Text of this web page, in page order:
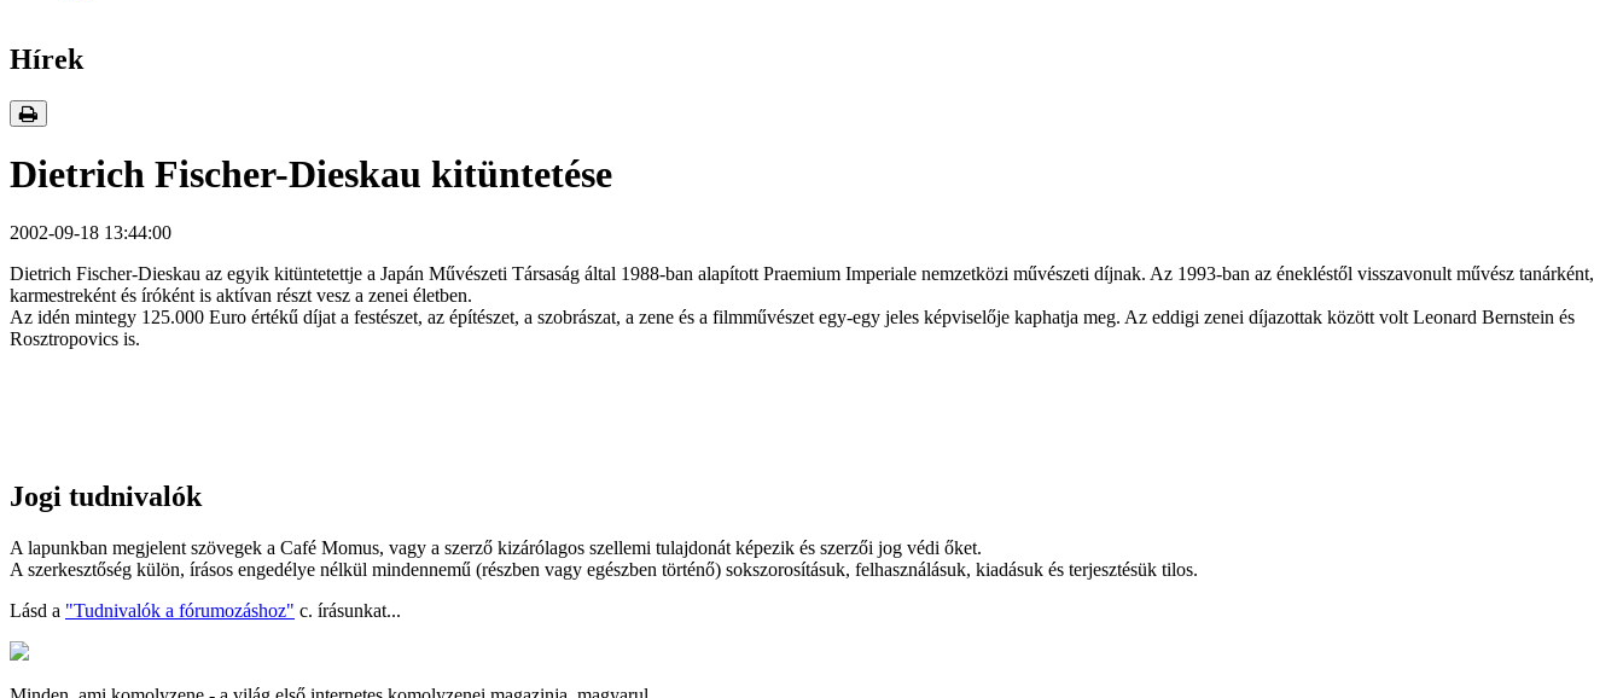
Hírek
Dietrich Fischer-Dieskau kitüntetése
2002-09-18 13:44:00
Dietrich Fischer-Dieskau az egyik kitüntetettje a Japán Művészeti Társaság által 1988-ban alapított Praemium Imperiale nemzetközi művészeti díjnak. Az 1993-ban az énekléstől visszavonult művész tanárként,
karmestreként és íróként is aktívan részt vesz a zenei életben.
Az idén mintegy 125.000 Euro értékű díjat a festészet, az építészet, a szobrászat, a zene és a filmművészet egy-egy jeles képviselője kaphatja meg. Az eddigi zenei díjazottak között volt Leonard Bernstein és
Rosztropovics is.
Jogi tudnivalók
A lapunkban megjelent szövegek a Café Momus, vagy a szerző kizárólagos szellemi tulajdonát képezik és szerzői jog védi őket.
A szerkesztőség külön, írásos engedélye nélkül mindennemű (részben vagy egészben történő) sokszorosításuk, felhasználásuk, kiadásuk és terjesztésük tilos.
Lásd a "Tudnivalók a fórumozáshoz" c. írásunkat...